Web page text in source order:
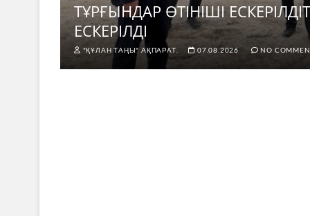
ТҰРҒЫНДАР ӨТІНІШІ
ЕСКЕРІЛДІ
"ҚҰЛАН ТАҢЫ" АҚПАРАТ. 07.08.2026 NO